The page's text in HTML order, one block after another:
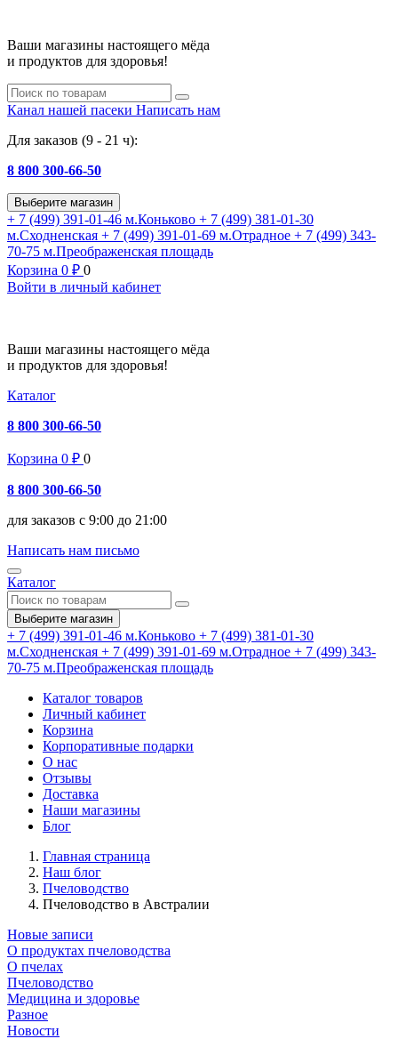
Ваши магазины настоящего мёда
и продуктов для здоровья!
Канал нашей пасеки Написать нам
Для заказов (9 - 21 ч):
8 800 300-66-50
Выберите магазин
+ 7 (499) 391-01-46 м.Коньково + 7 (499) 381-01-30
м.Сходненская + 7 (499) 391-01-69 м.Отрадное + 7 (499) 343-
70-75 м.Преображенская площадь
Корзина 0 ₽ 0
Войти в личный кабинет
Ваши магазины настоящего мёда
и продуктов для здоровья!
Каталог
8 800 300-66-50
Корзина 0 ₽ 0
8 800 300-66-50
для заказов с 9:00 до 21:00
Написать нам письмо
Каталог
Выберите магазин
+ 7 (499) 391-01-46 м.Коньково + 7 (499) 381-01-30
м.Сходненская + 7 (499) 391-01-69 м.Отрадное + 7 (499) 343-
70-75 м.Преображенская площадь
Каталог товаров
Личный кабинет
Корзина
Корпоративные подарки
О нас
Отзывы
Доставка
Наши магазины
Блог
Главная страница
Наш блог
Пчеловодство
Пчеловодство в Австралии
Новые записи
О продуктах пчеловодства
О пчелах
Пчеловодство
Медицина и здоровье
Разное
Новости